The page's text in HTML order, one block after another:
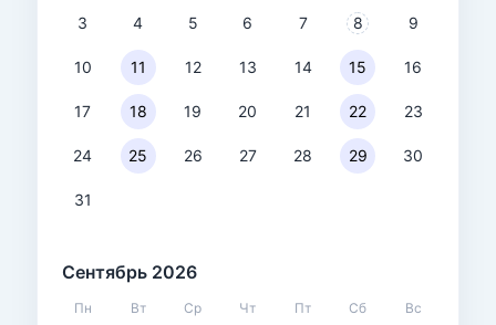
3 4 5 6 7 8 9
10 11 12 13 14 15 16
17 18 19 20 21 22 23
24 25 26 27 28 29 30
31
Сентябрь 2026
Пн Вт Ср Чт Пт Сб Вс